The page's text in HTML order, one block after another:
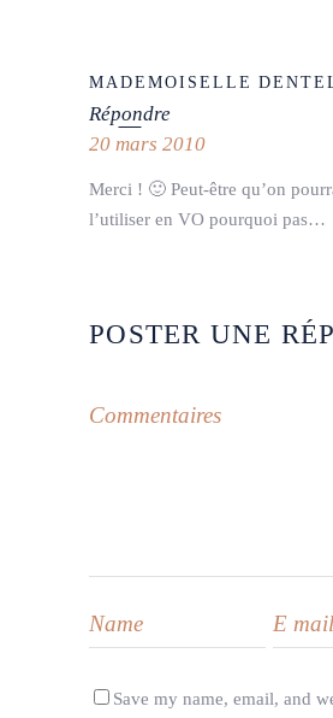
MADEMOISELLE
Répondre
20 mars 2010
Merci ! 🙂 Peut-être qu’on
l’utiliser en VO pourquoi pas…
POSTER UNE
Save my name, email, and